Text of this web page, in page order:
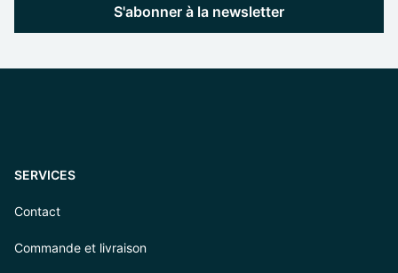
S'abonner à la newsletter
SERVICES
Contact
Commande et livraison